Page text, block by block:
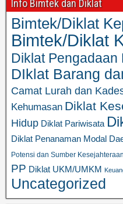
Info Bimtek dan Diklat
Bimtek/Diklat
Bimtek/Diklat
Diklat
DIklat Barang
Camat Lurah dan
Kehumasan Diklat
Hidup Diklat Pariwisata
Diklat Penanaman Modal
Potensi dan Sumber
PP Diklat UKM/UMKM
Uncategorized